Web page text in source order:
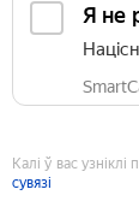
Я не
Калі ў вас
сувязі